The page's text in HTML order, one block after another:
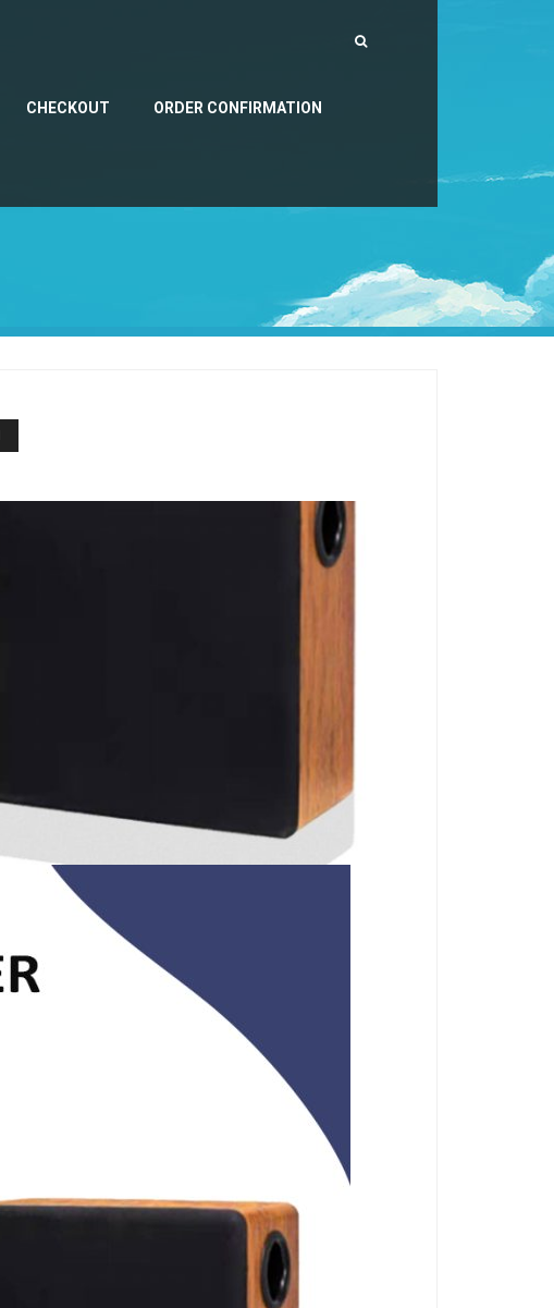
CHECKOUT ORDER CONFIRMATION